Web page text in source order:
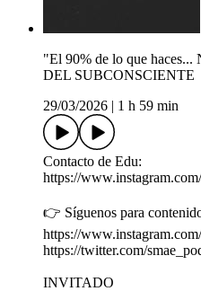
"El 90% de lo que
DEL SUBCONSCIENTE
29/03/2026
1 h 59 min
Contacto de Edu:
https://
👉 Síguenos para
https://
https://twitter.com/
INVITADO